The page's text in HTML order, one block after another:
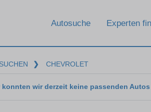
Autosuche Experten
❯ CHEVROLET
konnten wir derzeit keine passenden